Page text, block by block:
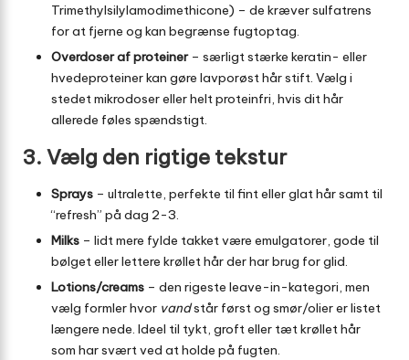
Trimethylsilylamodimethicone) – de kræver sulfatrens
for at fjerne og kan begrænse fugtoptag.
Overdoser af proteiner– særligt stærke keratin- eller
hvedeproteiner kan gøre lavporøst hår stift. Vælg i
stedet mikrodoser eller helt proteinfri, hvis dit hår
allerede føles spændstigt.
3. Vælg den rigtige tekstur
Sprays – ultralette, perfekte til fint eller glat hår samt til
“refresh” på dag 2-3.
Milks – lidt mere fylde takket være emulgatorer, gode til
bølget eller lettere krøllet hår der har brug for glid.
Lotions/creams – den rigeste leave-in-kategori, men
vælg formler hvor vandstår først og smør/olier er listet
længere nede. Ideel til tykt, groft eller tæt krøllet hår
som har svært ved at holde på fugten.